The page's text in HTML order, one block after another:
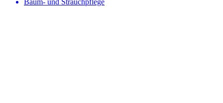
Baum- und Strauchpflege